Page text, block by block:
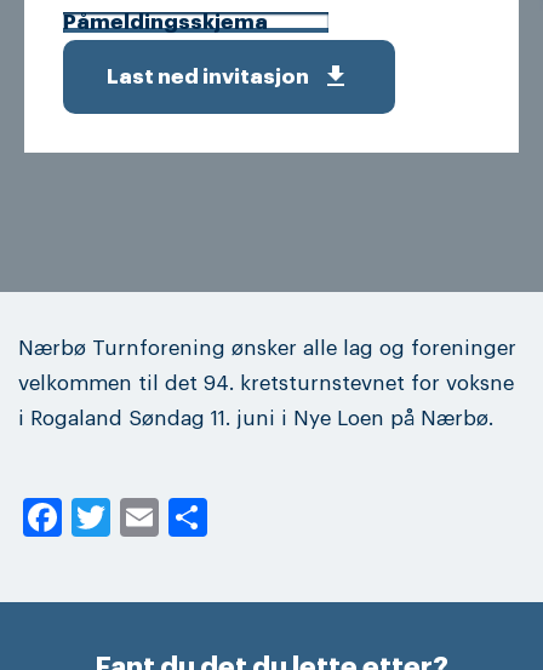
Påmeldingsskjema
Last ned invitasjon get_app
Nærbø Turnforening ønsker alle lag og foreninger
velkommen til det 94. kretsturnstevnet for voksne
i Rogaland Søndag 11. juni i Nye Loen på Nærbø.
Facebook
Twitter
Email